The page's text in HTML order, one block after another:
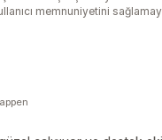
memnuniyetini